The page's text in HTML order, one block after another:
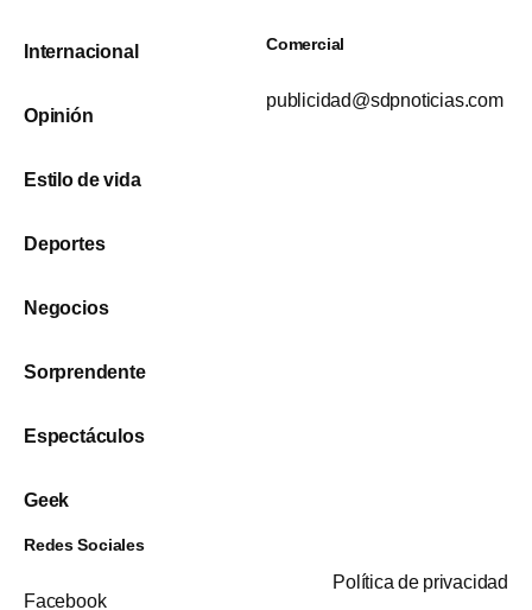
Internacional
Opinión
Estilo de vida
Deportes
Negocios
Sorprendente
Espectáculos
Geek
Comercial
publicidad@sdpnoticias.com
Redes Sociales
Facebook
Política de privacidad